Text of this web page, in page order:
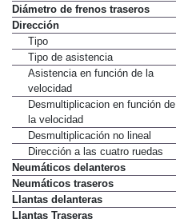
Diámetro de frenos traseros
Dirección
Tipo
Tipo de asistencia
Asistencia en función de la
velocidad
Desmultiplicacion en función de
la velocidad
Desmultiplicación no lineal
Dirección a las cuatro ruedas
Neumáticos delanteros
Neumáticos traseros
Llantas delanteras
Llantas Traseras